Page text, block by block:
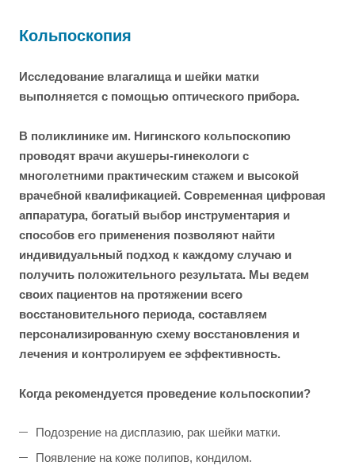
Кольпоскопия
Исследование влагалища и шейки матки
выполняется с помощью оптического прибора.
В поликлинике им. Нигинского кольпоскопию
проводят врачи акушеры-гинекологи с
многолетними практическим стажем и высокой
врачебной квалификацией. Современная цифровая
аппаратура, богатый выбор инструментария и
способов его применения позволяют найти
индивидуальный подход к каждому случаю и
получить положительного результата. Мы ведем
своих пациентов на протяжении всего
восстановительного периода, составляем
персонализированную схему восстановления и
лечения и контролируем ее эффективность.
Когда рекомендуется проведение кольпоскопии?
Подозрение на дисплазию, рак шейки матки.
Появление на коже полипов, кондилом.